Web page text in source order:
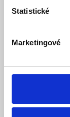
Statistické
Marketingové
osob, vozidel
Montážní
pro rychlé